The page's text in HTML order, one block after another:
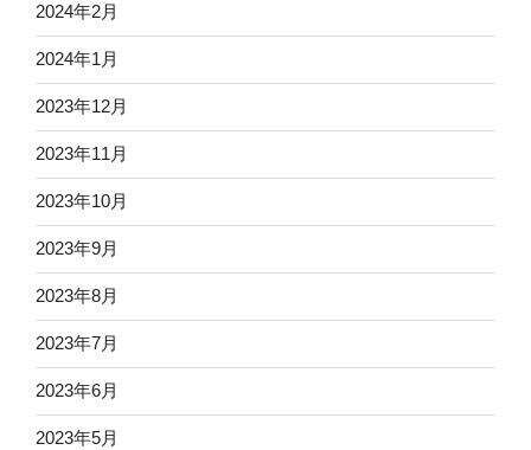
2024年2月
2024年1月
2023年12月
2023年11月
2023年10月
2023年9月
2023年8月
2023年7月
2023年6月
2023年5月